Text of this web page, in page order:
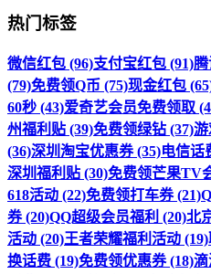
热门标签
微信红包 (96)支付宝红包 (91)
(79)免费领Q币 (75)现金红包
60秒 (43)爱奇艺会员免费领取
州福利贴 (39)免费领绿钻 (37)游
(36)深圳淘宝优惠券 (35)电信话
深圳福利贴 (30)免费领芒果TV
618活动 (22)免费领打车券 (21)
券 (20)QQ超级会员福利 (20)北
活动 (20)王者荣耀福利活动 (19)
换话费 (19)免费领优惠券 (18)滴